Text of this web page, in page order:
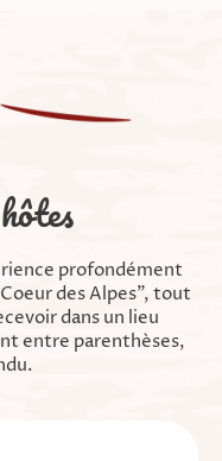
profondément
des Alpes", tout
dans un lieu
entre parenthèses,